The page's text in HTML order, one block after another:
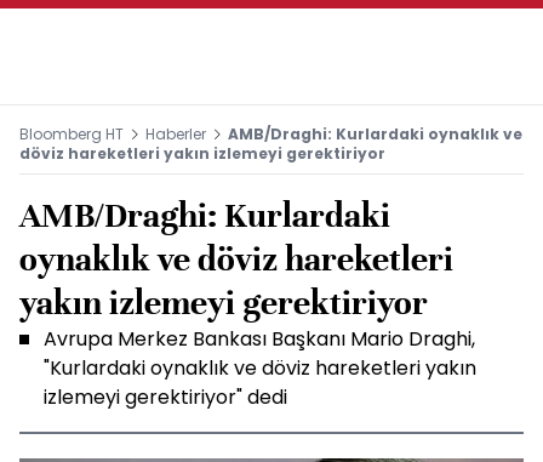
Bloomberg HT Haberler
AMB/Draghi: Kurlardaki oynaklık ve
döviz hareketleri yakın izlemeyi gerektiriyor
AMB/Draghi: Kurlardaki
oynaklık ve döviz hareketleri
yakın izlemeyi gerektiriyor
Avrupa Merkez Bankası Başkanı Mario Draghi,
"Kurlardaki oynaklık ve döviz hareketleri yakın
izlemeyi gerektiriyor" dedi